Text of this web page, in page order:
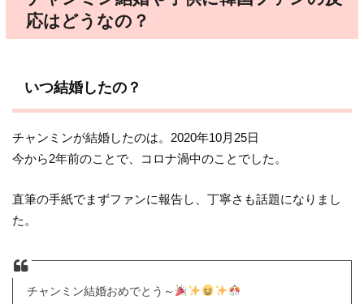
応はどうなの？
いつ結婚したの？
チャンミンが結婚したのは。2020年10月25日
今から2年前のことで、コロナ渦中のことでした。
直筆の手紙でまずファンに報告し、丁寧さも話題になりまし
た。
チャンミン結婚おめでとう～